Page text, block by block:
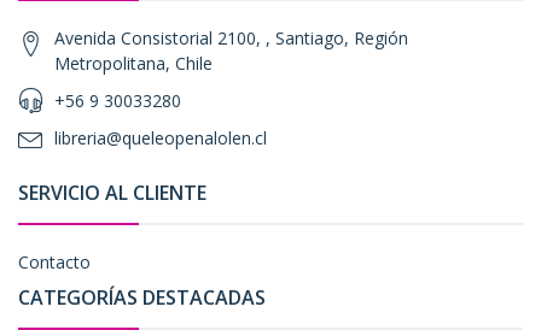
Avenida Consistorial 2100, , Santiago, Región
Metropolitana, Chile
+56 9 30033280
libreria@queleopenalolen.cl
SERVICIO AL CLIENTE
Contacto
CATEGORÍAS DESTACADAS